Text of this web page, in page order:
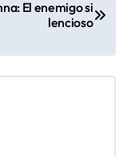
El enemigo si
lencioso